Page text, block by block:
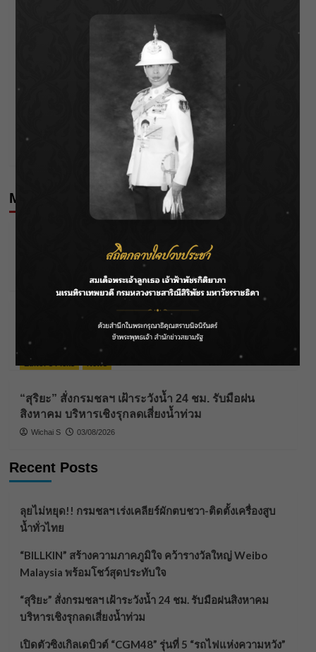
ชป.ยันขุดลอกแก้มลิงบ้านวังแตระ โปร่งใสทุกขั้นตอน
“ฝน-มนต์สิทธิ์” ดีใจ “เพลงรักพยัคฆ์ร้าย” กระแสแรง เผย
เรตติงแตะ 6 เมื่อไหร่ พร้อมร้องเพลงสด ๆ หน้าช่อง
More Stories
ลุยไม่หยุด!! กรมชลฯ เร่งเคลียร์ผักตบชวา-ติดตั้งเครื่อง
04/08/2026
Entertainment
“BILLKIN” สร้างความภาคภูมิใจ คว้ารางวัลใหญ่
Weibo Malaysia พร้อมโชว์สุดประทับใจ
04/08/2026
Editor's Picks
News
“สุริยะ” สั่งกรมชลฯ เฝ้าระวังน้ำ 24 ชม. รับมือฝน
สิงหาคม บริหารเชิงรุกลดเสี่ยงน้ำท่วม
Wichai S 03/08/2026
Recent Posts
ลุยไม่หยุด!! กรมชลฯ เร่งเคลียร์ผักตบชวา-ติดตั้งเครื่องสูบ
น้ำทั่วไทย
“BILLKIN” สร้างความภาคภูมิใจ คว้ารางวัลใหญ่ Weibo
Malaysia พร้อมโชว์สุดประทับใจ
“สุริยะ” สั่งกรมชลฯ เฝ้าระวังน้ำ 24 ชม. รับมือฝนสิงหาคม
บริหารเชิงรุกลดเสี่ยงน้ำท่วม
เปิดตัวซิงเกิลเดบิวต์ “CGM48” รุ่นที่ 5 “รถไฟแห่งความหวัง”